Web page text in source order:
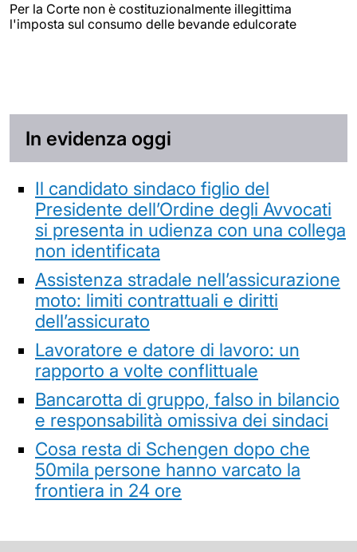
Per la Corte non è costituzionalmente illegittima
l'imposta sul consumo delle bevande edulcorate
In evidenza oggi
Il candidato sindaco figlio del
Presidente dell’Ordine degli Avvocati
si presenta in udienza con una collega
non identificata
Assistenza stradale nell’assicurazione
moto: limiti contrattuali e diritti
dell’assicurato
Lavoratore e datore di lavoro: un
rapporto a volte conflittuale
Bancarotta di gruppo, falso in bilancio
e responsabilità omissiva dei sindaci
Cosa resta di Schengen dopo che
50mila persone hanno varcato la
frontiera in 24 ore